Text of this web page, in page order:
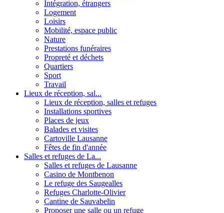
Intégration, étrangers
Logement
Loisirs
Mobilité, espace public
Nature
Prestations funéraires
Propreté et déchets
Quartiers
Sport
Travail
Lieux de réception, sal...
Lieux de réception, salles et refuges
Installations sportives
Places de jeux
Balades et visites
Cartoville Lausanne
Fêtes de fin d'année
Salles et refuges de La...
Salles et refuges de Lausanne
Casino de Montbenon
Le refuge des Saugealles
Refuges Charlotte-Olivier
Cantine de Sauvabelin
Proposer une salle ou un refuge